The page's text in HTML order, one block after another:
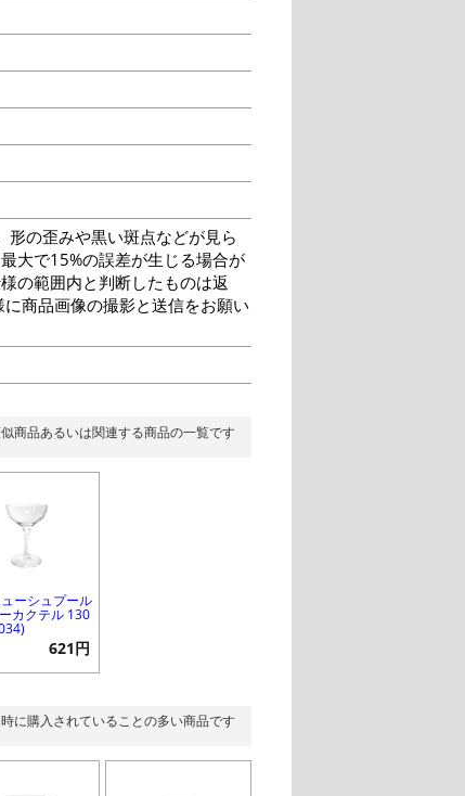
の歪みや黒い斑点などが見ら
大で15%の誤差が生じる場合が
の範囲内と判断したものは返
商品画像の撮影と送信をお願い
商品あるいは関連する商品の一覧です
ーシュプール
カクテル 130
621円
に購入されていることの多い商品です